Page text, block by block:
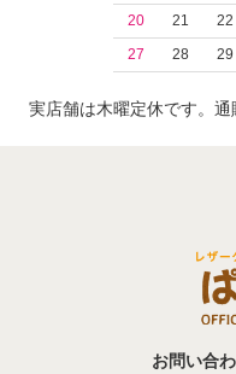
20
21 22
27
28 29
実店舗は木曜定休です。通
お問い合